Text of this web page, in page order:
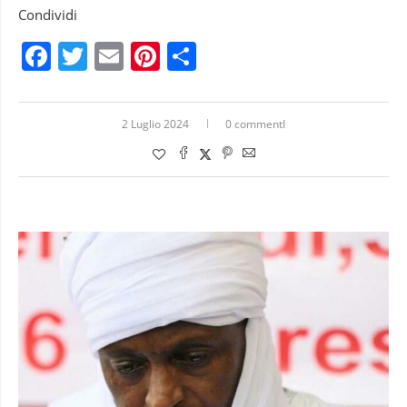
Condividi
Facebook
Twitter
EmailPinterest
2 Luglio 2024 0 commentI